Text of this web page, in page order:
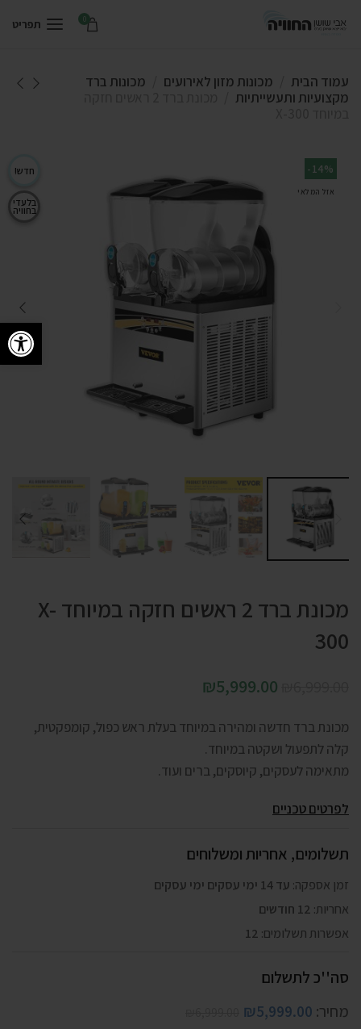
פתח
0 תפריט
עמוד הבית מכונות מזון לאירועים
מכונות ברד
מקצועיות ותעשייתיות
-14%
אזל המלאי
חדש!
בלעדי
בחוויה
מכונת ברד 2 ראשים חזקה במיוחד X-
300
₪5,999.00
מכונת ברד חדשה ומהירה במיוחד בעלת ראש כפול, קומפקטית,
קלה לתפעול ושקטה במיוחד.
מתאימה לעסקים, קיוסקים, ברים ועוד.
לפרטים טכניים
תשלומים, אחריות ומשלוחים
זמן אספקה: עד 14 ימי עסקים ימי עסקים
אחריות: 12 חודשים
אפשרות תשלומים: 12
סה''כ לתשלום
מחיר:
₪5,999.00